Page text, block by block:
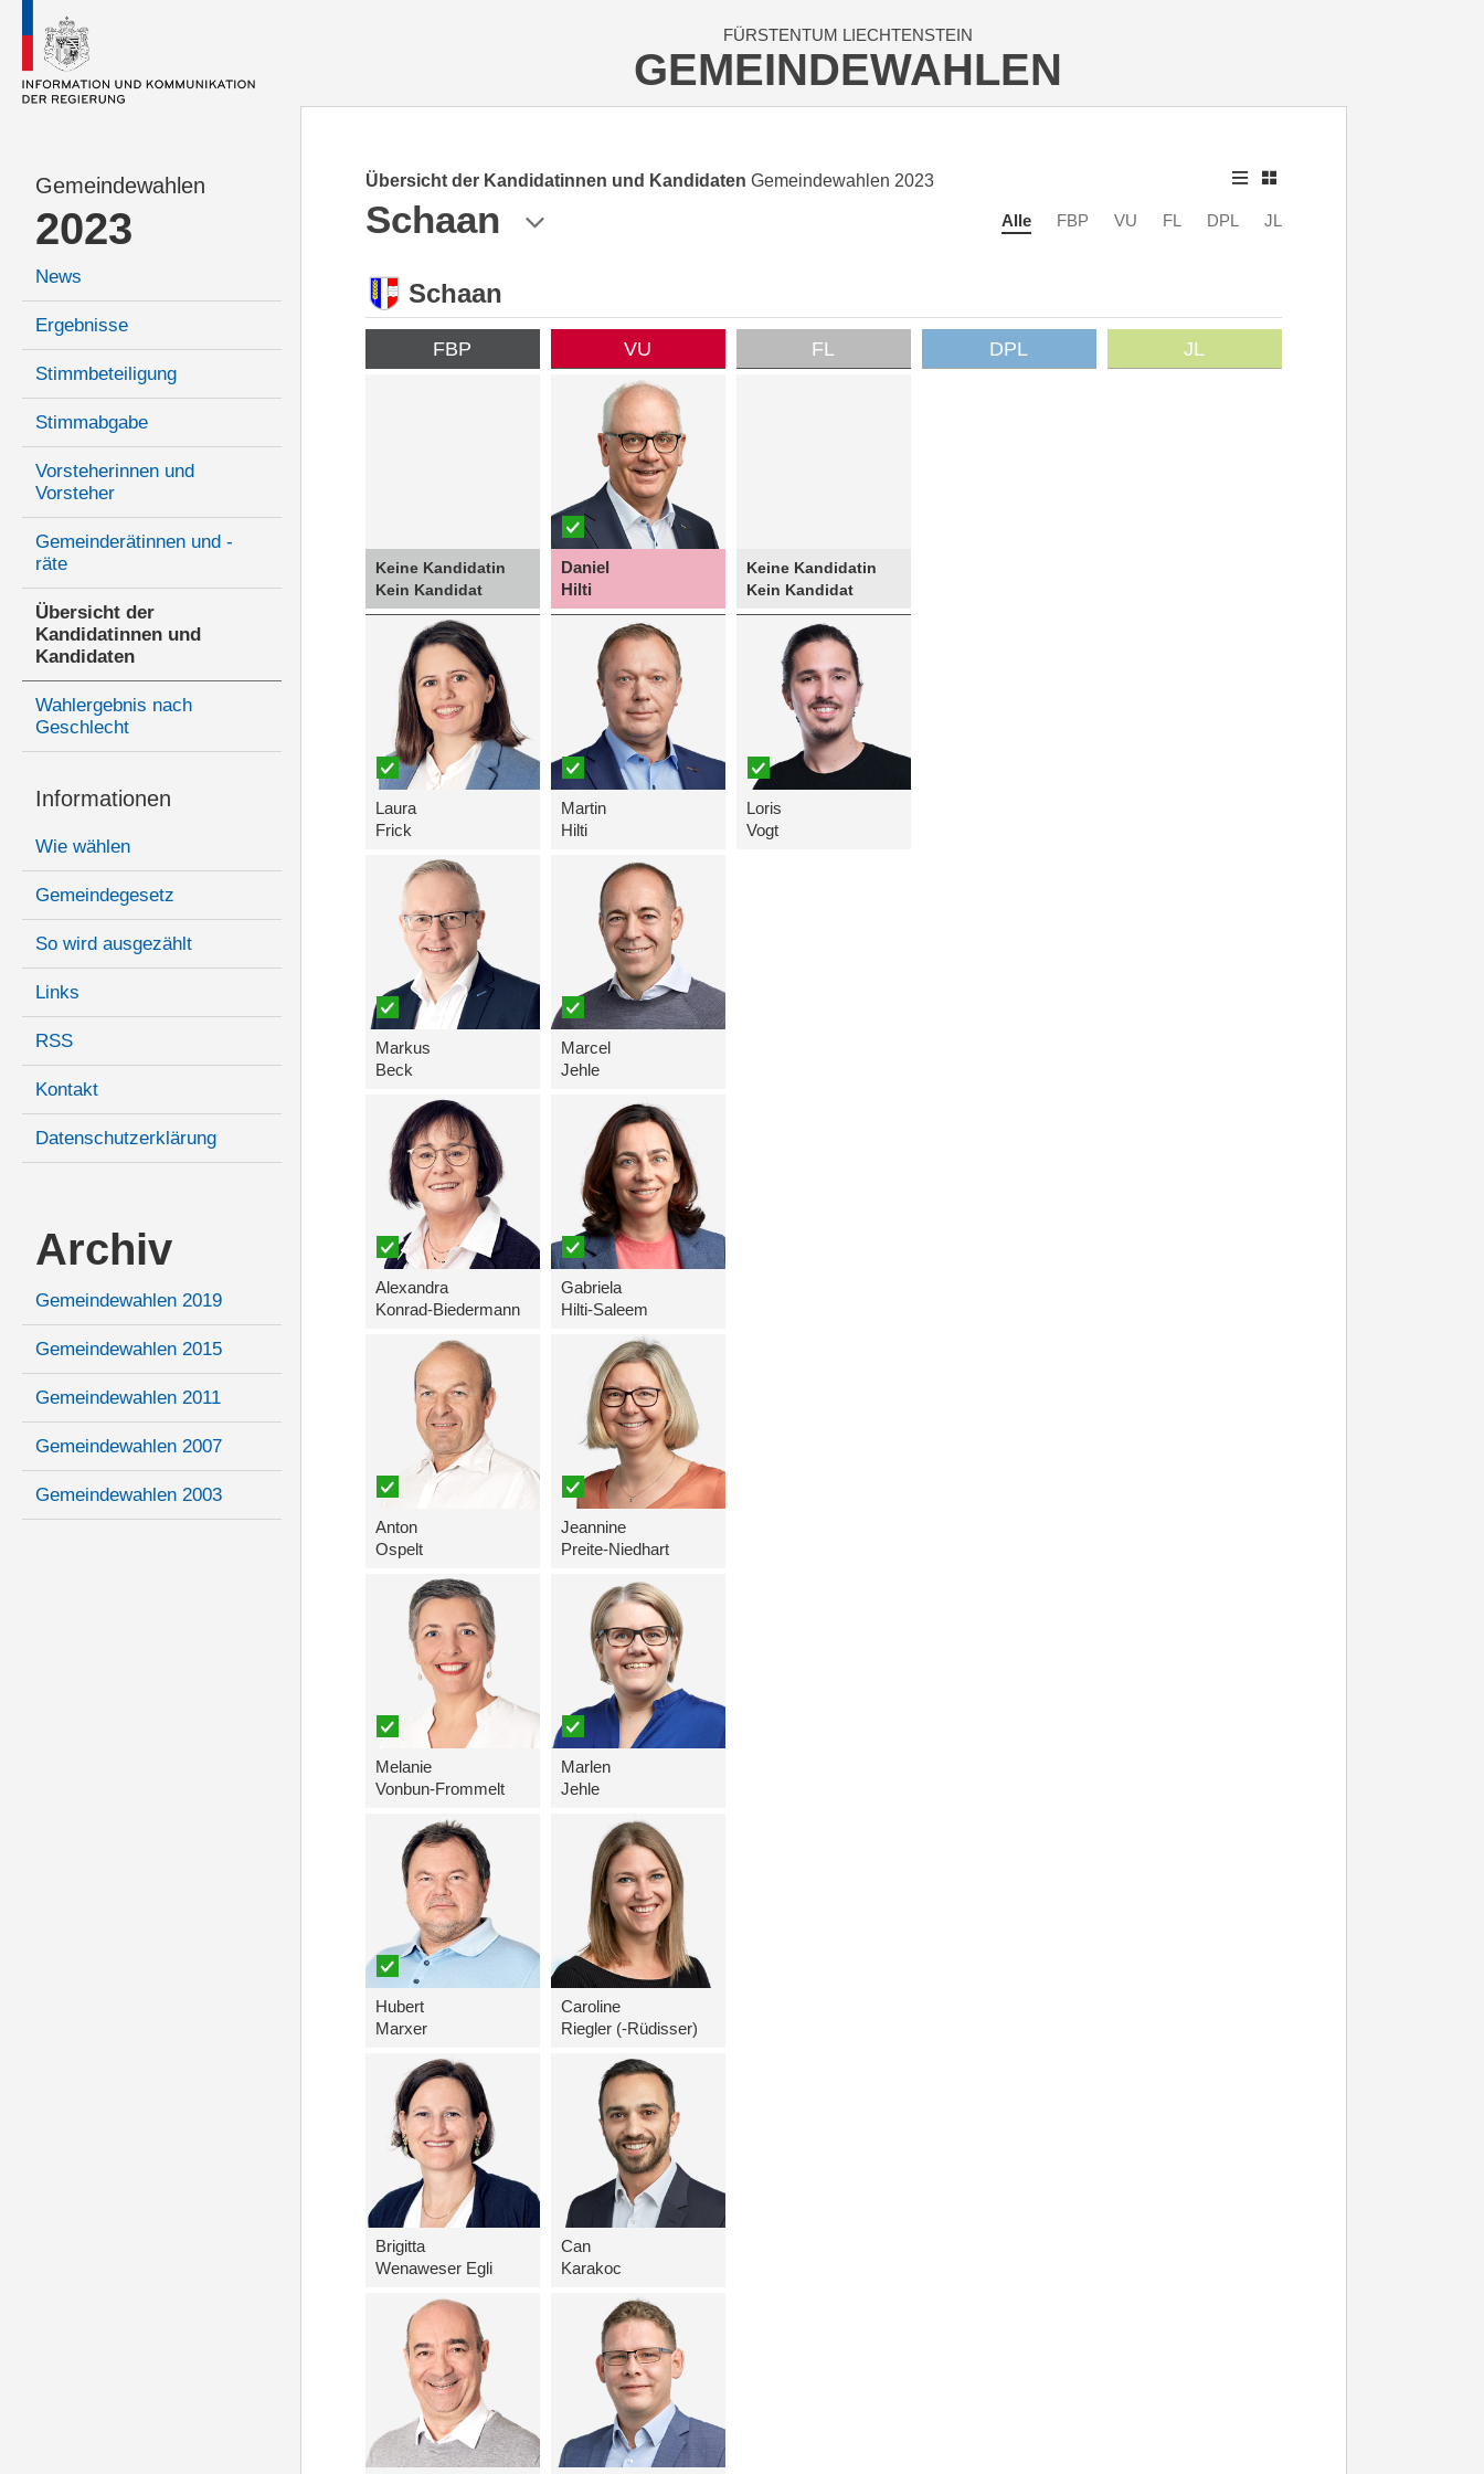
FÜRSTENTUM LIECHTENSTEIN
GEMEINDEWAHLEN
Gemeindewahlen
2023
News
Ergebnisse
Stimmbeteiligung
Stimmabgabe
Vorsteherinnen und
Vorsteher
Gemeinderätinnen und -
räte
Übersicht der
Kandidatinnen und
Kandidaten
Wahlergebnis nach
Geschlecht
Informationen
Wie wählen
Gemeindegesetz
So wird ausgezählt
Links
RSS
Kontakt
Datenschutzerklärung
Archiv
Gemeindewahlen 2019
Gemeindewahlen 2015
Gemeindewahlen 2011
Gemeindewahlen 2007
Gemeindewahlen 2003
Übersicht der Kandidatinnen und Kandidaten Gemeindewahlen 2023
Schaan Alle FBP VU FL DPL JL
Schaan
FBP
Keine Kandidatin
Kein Kandidat
Laura
Frick
Markus
Beck
Alexandra
Konrad-Biedermann
Anton
Ospelt
Melanie
Vonbun-Frommelt
Hubert
Marxer
Brigitta
Wenaweser Egli
VU
Daniel
Hilti
Martin
Hilti
Marcel
Jehle
Gabriela
Hilti-Saleem
Jeannine
Preite-Niedhart
Marlen
Jehle
Caroline
Riegler (-Rüdisser)
Can
Karakoc
FL
Keine Kandidatin
Kein Kandidat
Loris
Vogt
DPL JL